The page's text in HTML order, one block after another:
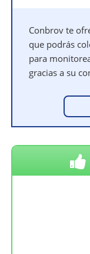
Conbrov te
que podrás
para
gracias a su